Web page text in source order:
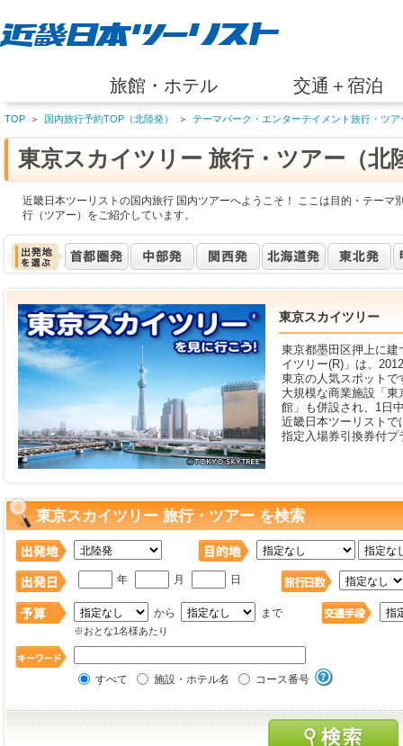
旅館・ホテル 交通＋宿泊
TOP ＞ 国内旅行予約TOP（北陸発） ＞ テーマパーク・エンターテイメント旅行・ツア
東京スカイツリー 旅行・ツアー（北
近畿日本ツーリストの国内旅行 国内ツアーへようこそ！ ここは目的・テーマ
行（ツアー）をご紹介しています。
東京スカイツリー
東京都墨田区押上に
イツリー(R)」は、
東京の人気スポットで
大規模な商業施設「
館」も併設され、1日
近畿日本ツーリスト
指定入場券引換券付
東京スカイツリー 旅行・ツアー を検索
年 月 日
から まで
※おとな1名様あたり
すべて 施設・ホテル名 コース番号